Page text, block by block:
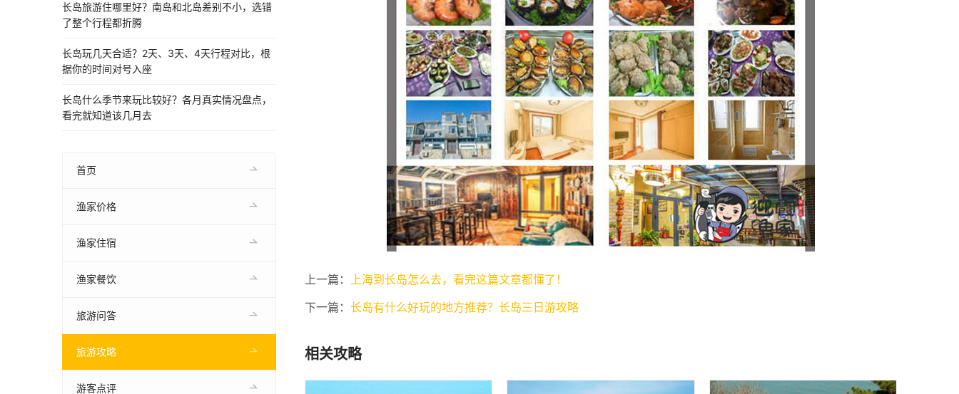
上一篇： 上海到长岛怎么去，看完这篇文章都懂了！
下一篇： 长岛有什么好玩的地方推荐？长岛三日游攻略
相关攻略
长岛旅游住哪里好？南岛和北岛差别不小，选错
了整个行程都折腾
长岛玩几天合适？2天、3天、4天行程对比，根
据你的时间对号入座
长岛什么季节来玩比较好？各月真实情况盘点，
看完就知道该几月去
首页
渔家价格
渔家住宿
渔家餐饮
旅游问答
旅游攻略
游客点评